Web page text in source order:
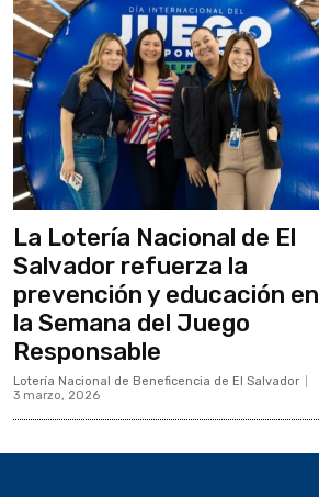
La Lotería Nacional de El
Salvador refuerza la
prevención y educación en
la Semana del Juego
Responsable
Lotería Nacional de Beneficencia de El Salvador
3 marzo, 2026